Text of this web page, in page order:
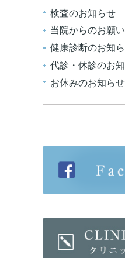
検査のお知らせ
当院からのお願い
健康診断のお知
代診・休診のお
お休みのお知らせ